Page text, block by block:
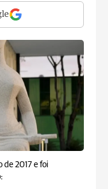
de 2017 e foi